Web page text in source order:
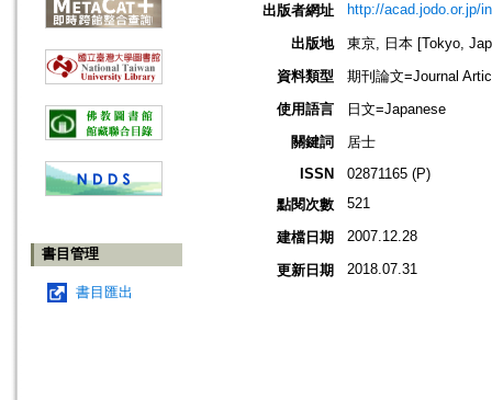
書目管理
書目匯出
出版者網址
http://acad.jodo.or.jp/
出版地
東京, 日本 [Tokyo,
資料類型
期刊論文=Journal
使用語言
日文=Japanese
關鍵詞
居士
ISSN
02871165 (P)
點閱次數
521
建檔日期 2007.12.28
更新日期 2018.07.31